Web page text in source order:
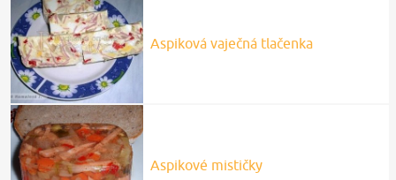
Aspiková vaječná tlačenka
Aspikové mističky